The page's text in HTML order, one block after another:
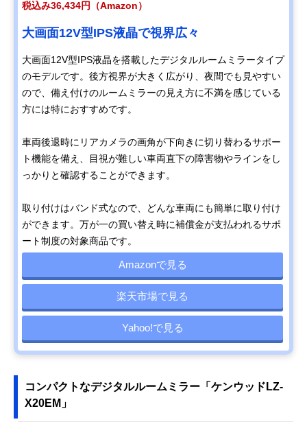
税込み36,434円（Amazon）
大画面12V型IPS液晶で視界広々
大画面12V型IPS液晶を搭載したデジタルルームミラータイプ
のモデルです。後方視界が大きく広がり、夜間でも見やすい
ので、備え付けのルームミラーの見え方に不満を感じている
方には特におすすめです。
車両後退時にリアカメラの画角が下向きに切り替わるサポー
ト機能を備え、目視が難しい車両直下の障害物やラインをし
っかりと確認することができます。
取り付けはバンド式なので、どんな車両にも簡単に取り付け
ができます。万が一の買い替え時に補償金が支払われるサポ
ート制度の対象商品です。
Amazonで見る
楽天市場で見る
Yahoo!で見る
コンパクトなデジタルルームミラー「ケンウッドLZ-
X20EM」